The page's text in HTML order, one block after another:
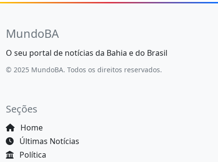
MundoBA
O seu portal de notícias da Bahia e do Brasil
© 2025 MundoBA. Todos os direitos reservados.
Seções
Home
Últimas Notícias
Política